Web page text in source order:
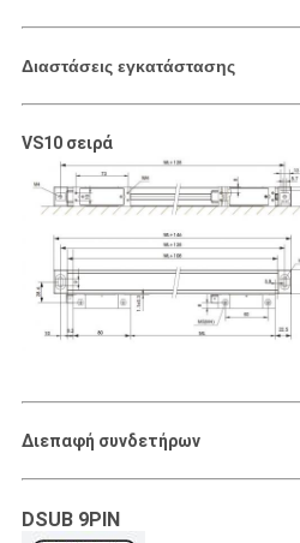
Διαστάσεις εγκατάστασης
VS10 σειρά
Διεπαφή συνδετήρων
DSUB 9PIN